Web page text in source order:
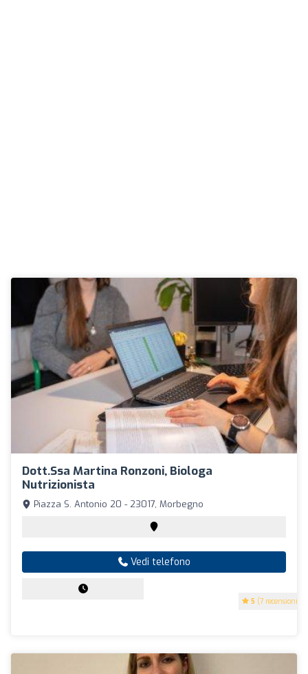
Dott.ssa Martina Ronzoni, Biologa
Nutrizionista
5 (7 recensioni)
Piazza S. Antonio 20 - 23017, Morbegno
Vedi telefono